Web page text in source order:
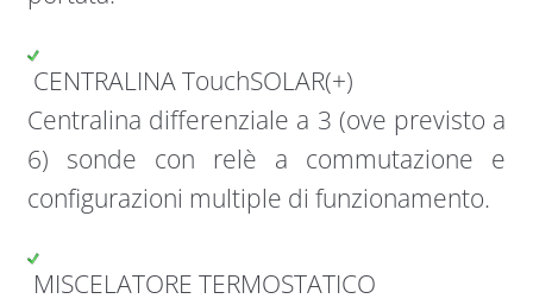
CENTRALINA TouchSOLAR(+)
Centralina differenziale a 3 (ove previsto a
6) sonde con relè a commutazione e
configurazioni multiple di funzionamento.
MISCELATORE TERMOSTATICO